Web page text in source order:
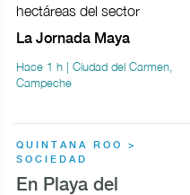
hectáreas del sector
La Jornada Maya
Hace 1 h | Ciudad del Carmen,
Campeche
QUINTANA ROO >
SOCIEDAD
En Playa del